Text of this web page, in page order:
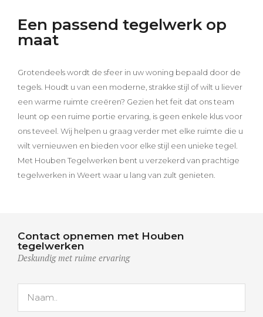
Een passend tegelwerk op
maat
Grotendeels wordt de sfeer in uw woning bepaald door de
tegels. Houdt u van een moderne, strakke stijl of wilt u liever
een warme ruimte creëren? Gezien het feit dat ons team
leunt op een ruime portie ervaring, is geen enkele klus voor
ons teveel. Wij helpen u graag verder met elke ruimte die u
wilt vernieuwen en bieden voor elke stijl een unieke tegel.
Met Houben Tegelwerken bent u verzekerd van prachtige
tegelwerken in Weert waar u lang van zult genieten.
Contact opnemen met Houben
tegelwerken
Deskundig met ruime ervaring